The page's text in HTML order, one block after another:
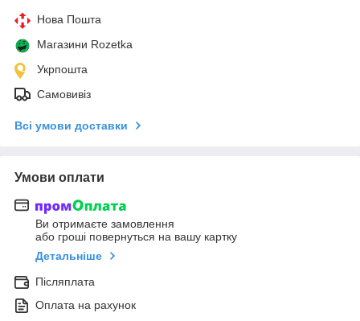
Нова Пошта
Магазини Rozetka
Укрпошта
Самовивіз
Всі умови доставки
Умови оплати
Ви отримаєте замовлення
або гроші повернуться на вашу картку
Детальніше
Післяплата
Оплата на рахунок